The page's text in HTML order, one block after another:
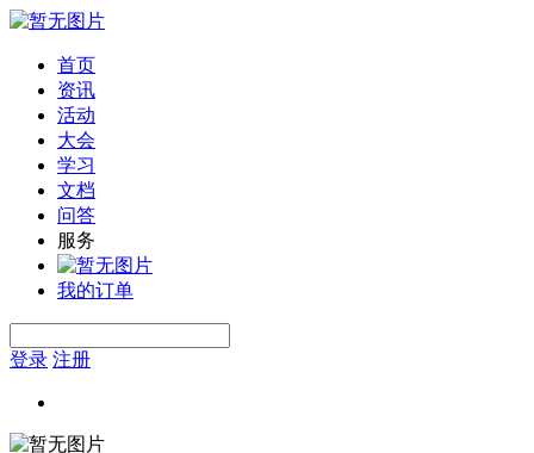
首页
资讯
活动
大会
学习
文档
问答
服务
我的订单
登录 注册